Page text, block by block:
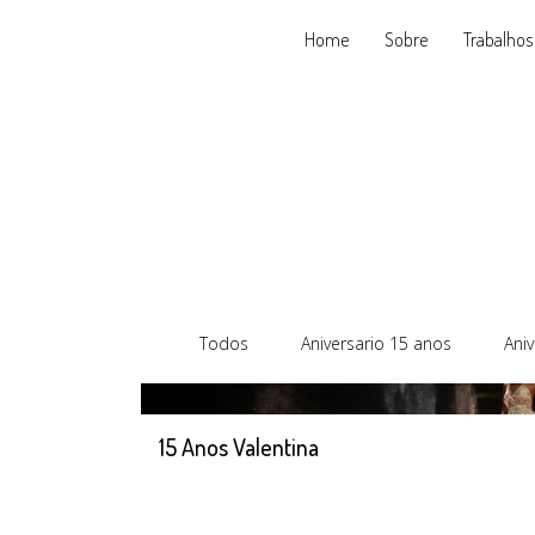
Home Sobre
Todos Aniversario 15 anos
15 Anos Valentina